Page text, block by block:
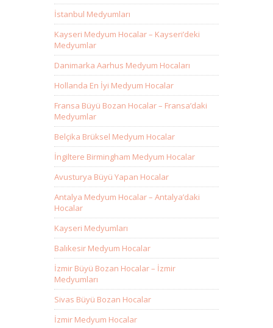
İstanbul Medyumları
Kayseri Medyum Hocalar – Kayseri’deki
Medyumlar
Danimarka Aarhus Medyum Hocaları
Hollanda En İyi Medyum Hocalar
Fransa Büyü Bozan Hocalar – Fransa’daki
Medyumlar
Belçika Brüksel Medyum Hocalar
İngiltere Birmingham Medyum Hocalar
Avusturya Büyü Yapan Hocalar
Antalya Medyum Hocalar – Antalya’daki
Hocalar
Kayseri Medyumları
Balıkesir Medyum Hocalar
İzmir Büyü Bozan Hocalar – İzmir
Medyumları
Sivas Büyü Bozan Hocalar
İzmir Medyum Hocalar